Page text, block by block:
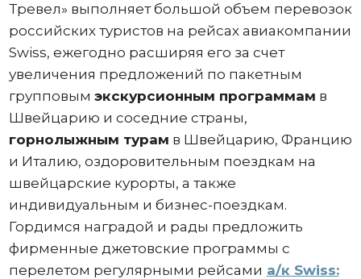
Тревел» выполняет большой объем перевозок
российских туристов на рейсах авиакомпании
Swiss, ежегодно расширяя его за счет
увеличения предложений по пакетным
групповым экскурсионным программам в
Швейцарию и соседние страны,
горнолыжным турам в Швейцарию, Францию
и Италию, оздоровительным поездкам на
швейцарские курорты, а также
индивидуальным и бизнес-поездкам.
Гордимся наградой и рады предложить
фирменные джетовские программы с
перелетом регулярными рейсами а/к Swiss: